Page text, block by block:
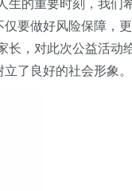
生的重要时刻，我们
要做好风险保障，
长， 对此次公益活动
了良好的社会形象。